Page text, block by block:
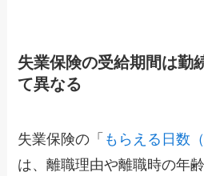
失業保険の受給期間は勤
て異なる
失業保険の「 もらえる日数
は、離職理由や離職時の年